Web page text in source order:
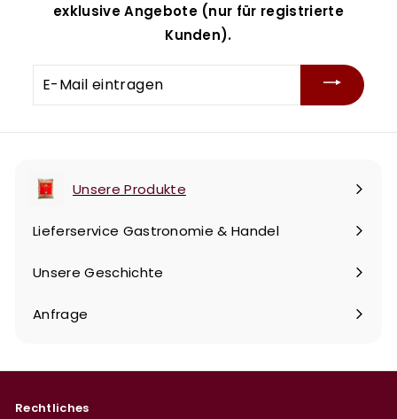
exklusive Angebote (nur für registrierte
Kunden).
Unsere Produkte
Menü
maximieren
Lieferservice Gastronomie & Handel
Unsere Geschichte
Anfrage
Rechtliches